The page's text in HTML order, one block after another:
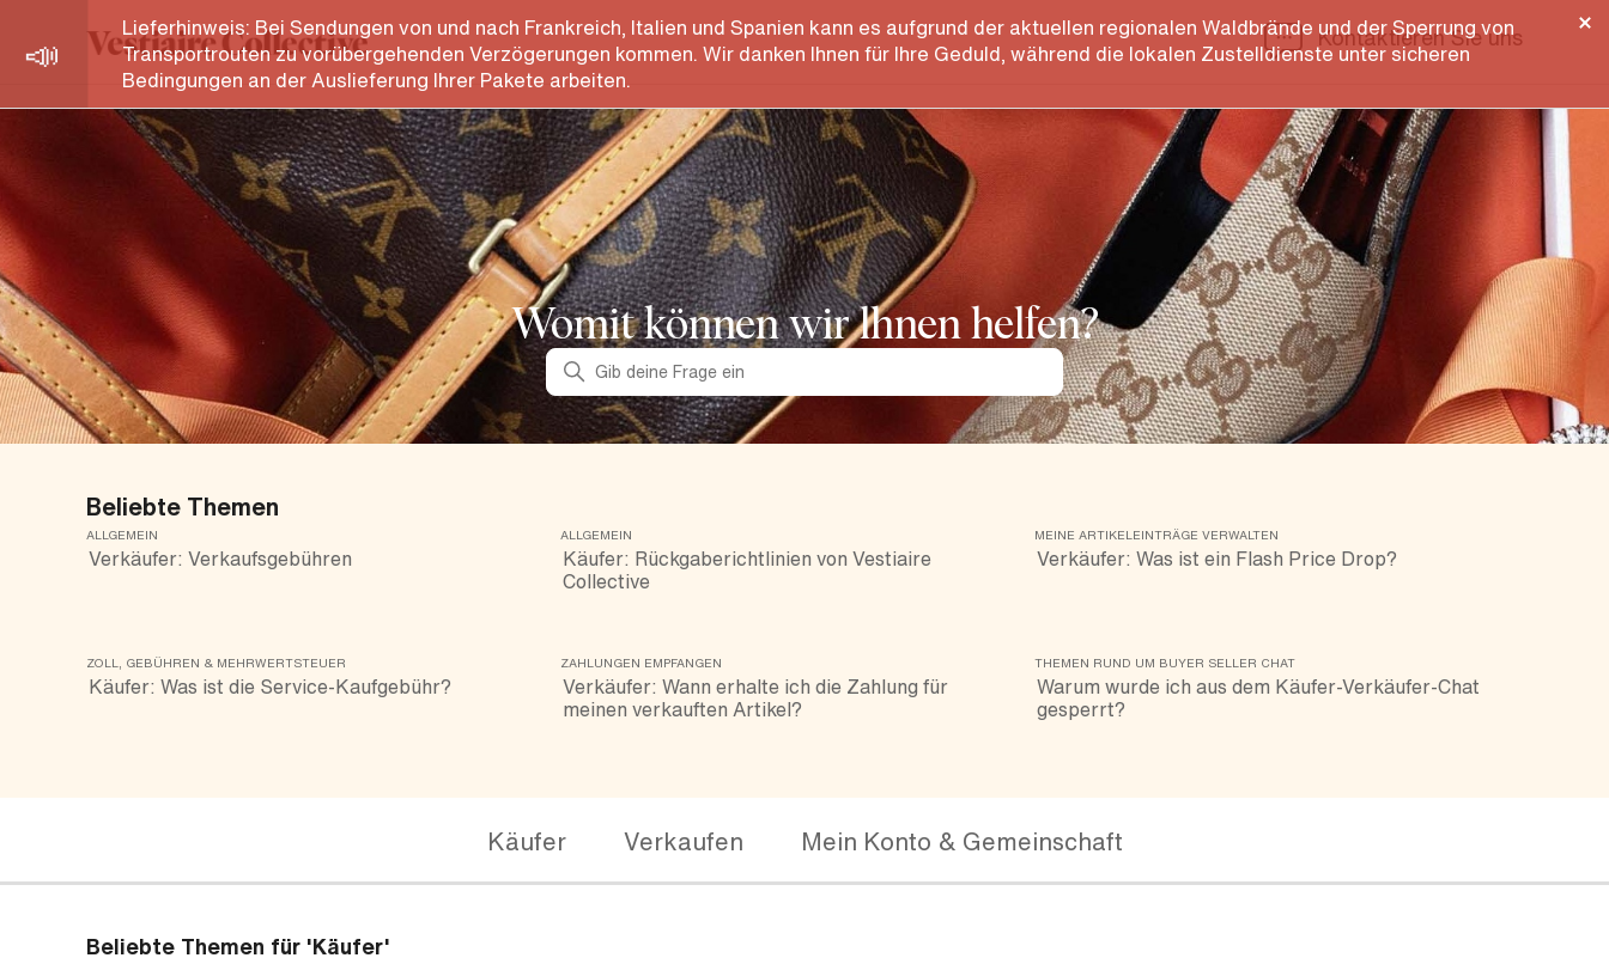
Kontaktieren Sie uns
Lieferhinweis: Bei Sendungen von und nach Frankreich, Italien und Spanien kann es aufgrund der aktuellen regionalen Waldbrände und der Sperrung von
Transportrouten zu vorübergehenden Verzögerungen kommen. Wir danken Ihnen für Ihre Geduld, während die lokalen Zustelldienste unter sicheren
Bedingungen an der Auslieferung Ihrer Pakete arbeiten.
Womit können wir lhnen helfen?
Suche
Beliebte Themen
ALLGEMEIN
Verkäufer: Verkaufsgebühren
ZOLL, GEBÜHREN & MEHRWERTSTEUER
Käufer: Was ist die Service-Kaufgebühr?
ALLGEMEIN
Käufer: Rückgaberichtlinien von Vestiaire
Collective
ZAHLUNGEN EMPFANGEN
Verkäufer: Wann erhalte ich die Zahlung für
meinen verkauften Artikel?
MEINE ARTIKELEINTRÄGE VERWALTEN
Verkäufer: Was ist ein Flash Price Drop?
THEMEN RUND UM BUYER SELLER CHAT
Warum wurde ich aus dem Käufer-Verkäufer-Chat
gesperrt?
Käufer Verkaufen Mein Konto & Gemeinschaft
Beliebte Themen für 'Käufer'